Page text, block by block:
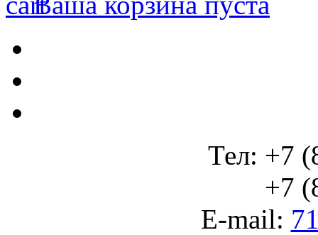
Тел: +7
+7
E-mail: